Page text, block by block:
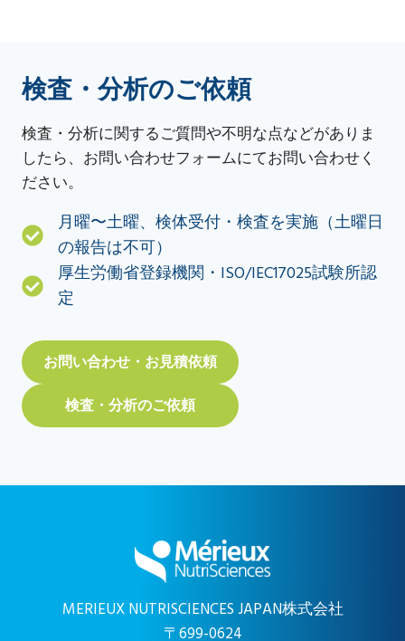
検査・分析のご依頼
検査・分析に関するご質問や不明な点などがありま
したら、お問い合わせフォームにてお問い合わせく
ださい。
月曜〜土曜、検体受付・検査を実施（土曜日
の報告は不可）
厚生労働省登録機関・ISO/IEC17025試験所認
定
お問い合わせ・お見積依頼
検査・分析のご依頼
MERIEUX NUTRISCIENCES JAPAN株式会社
〒699-0624